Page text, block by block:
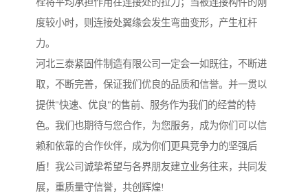
栓将平均承担作用在连接处的拉力；当被连接构件的刚
度较小时，则连接处翼缘会发生弯曲变形，产生杠杆
力。
河北三泰紧固件制造有限公司一定会一如既往，不断进
取，不断完善，保证我们优良的品质和信誉。并一贯以
提供"快速、优良"的售前、服务作为我们的经营的特
色。我们也期待与您合作，为您服务，成为你们可以信
赖和依靠的合作伙伴，成为你们更具竞争力的坚强后
盾！我公司诚挚希望与各界朋友建立业务往来，共同发
展，重质量守信誉，共创辉煌!